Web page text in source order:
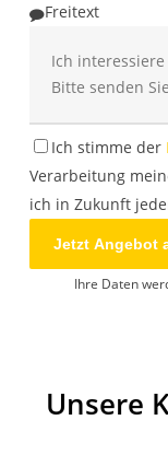
Freitext
Ich stimme der
Verarbeitung
ich in Zukunft
Jetzt Angebot
Ihre Daten
Unsere